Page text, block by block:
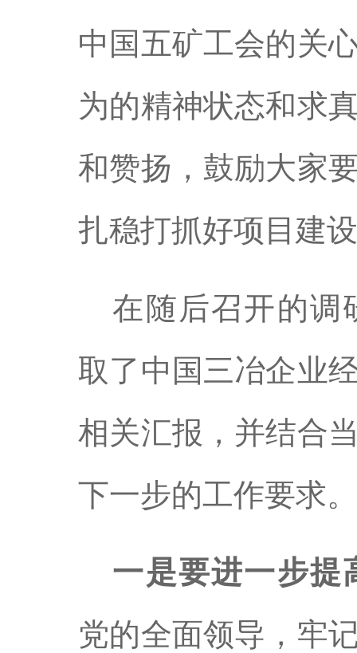
中国五矿工会的关
为的精神状态和求
和赞扬，鼓励大家
扎稳打抓好项目建
在随后召开的调
取了中国三冶企业
相关汇报，并结合
下一步的工作要求
一是要进一步提
党的全面领导，牢